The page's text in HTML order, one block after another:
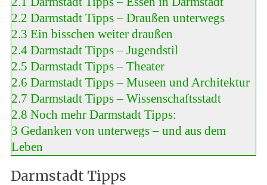
2.2 Darmstadt Tipps – Draußen unterwegs
2.3 Ein bisschen weiter draußen
2.4 Darmstadt Tipps – Jugendstil
2.5 Darmstadt Tipps – Theater
2.6 Darmstadt Tipps – Museen und Architektur
2.7 Darmstadt Tipps – Wissenschaftsstadt
2.8 Noch mehr Darmstadt Tipps:
3 Gedanken von unterwegs – und aus dem
Leben
Darmstadt Tipps